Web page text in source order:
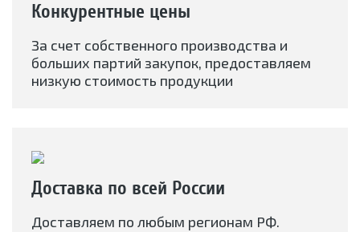
Конкурентные цены
За счет собственного производства и
больших партий закупок, предоставляем
низкую стоимость продукции
Доставка по всей России
Доставляем по любым регионам РФ.